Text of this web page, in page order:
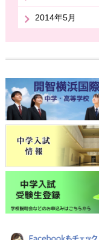
2014年5月